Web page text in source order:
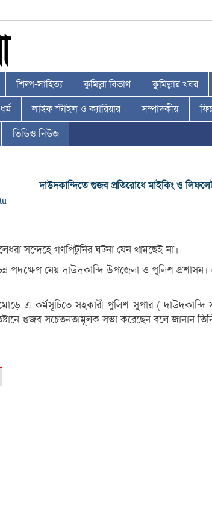
শিল্প-সাহিত্য কুমিল্লা বিভাগ কুমিল্লার খবর
ধর্ম লাইফ স্টাইল ও ক্যারিয়ার সম্পাদকীয়
ভিডিও নিউজ
দাউদকান্দিতে গুজব প্রতিরোধে মাইকিং ও
সন্দেহে গণপিটুনির ঘটনা যেন থামছেই না।
পদক্ষেপ নেয় দাউদকান্দি উপজেলা ও পুলিশ
এ কর্মসূচিতে সহকারী পুলিশ সুপার (
গুজব সচেতনতামূলক সভা করেছেন বলে জানান